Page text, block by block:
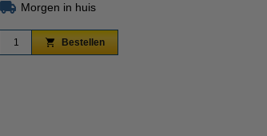
Morgen in huis
Bestellen